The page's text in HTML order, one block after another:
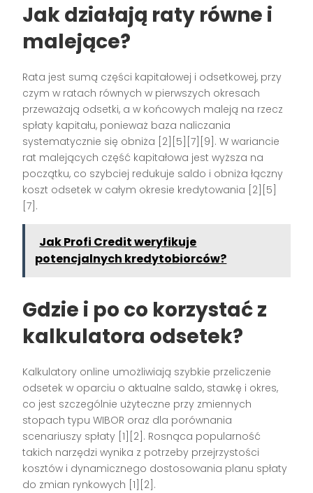
Jak działają raty równe i
malejące?
Rata jest sumą części kapitałowej i odsetkowej, przy
czym w ratach równych w pierwszych okresach
przeważają odsetki, a w końcowych maleją na rzecz
spłaty kapitału, ponieważ baza naliczania
systematycznie się obniża [2][5][7][9]. W wariancie
rat malejących część kapitałowa jest wyższa na
początku, co szybciej redukuje saldo i obniża łączny
koszt odsetek w całym okresie kredytowania [2][5]
[7].
Jak Profi Credit weryfikuje
potencjalnych kredytobiorców?
Gdzie i po co korzystać z
kalkulatora odsetek?
Kalkulatory online umożliwiają szybkie przeliczenie
odsetek w oparciu o aktualne saldo, stawkę i okres,
co jest szczególnie użyteczne przy zmiennych
stopach typu WIBOR oraz dla porównania
scenariuszy spłaty [1][2]. Rosnąca popularność
takich narzędzi wynika z potrzeby przejrzystości
kosztów i dynamicznego dostosowania planu spłaty
do zmian rynkowych [1][2].